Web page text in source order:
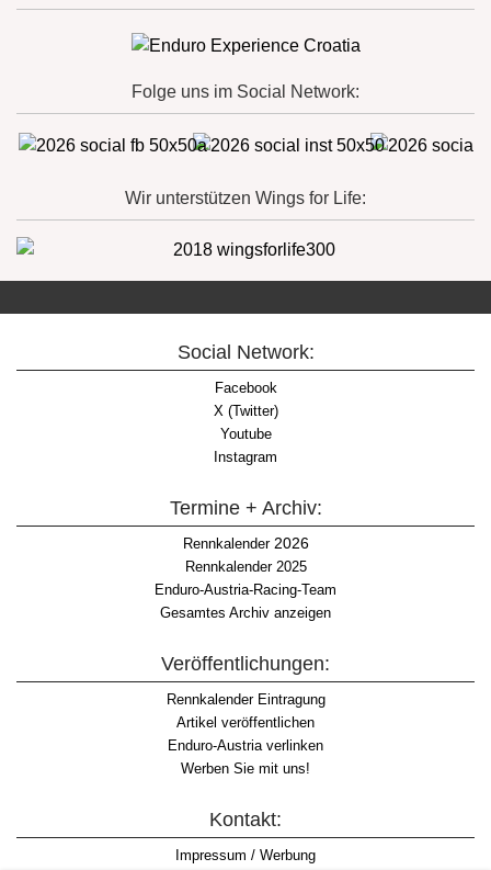
Folge uns im Social Network:
Wir unterstützen Wings for Life:
Social Network:
Facebook
X (Twitter)
Youtube
Instagram
Termine + Archiv:
Rennkalender2026
Rennkalender 2025
Enduro-Austria-Racing-Team
Gesamtes Archiv anzeigen
Veröffentlichungen:
Rennkalender Eintragung
Artikel veröffentlichen
Enduro-Austria verlinken
Werben Sie mit uns!
Kontakt:
Impressum / Werbung